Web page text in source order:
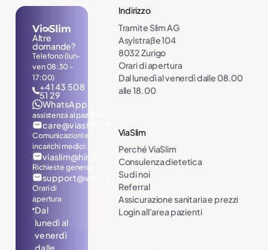
Altre
domande?
Telefono (lun-
ven 08:30 -
17:00)
+41 43 508
51 29
WhatsApp
assistenza al paziente:
care@viaslim.ch
Comunicazioni e
incarichi medici:
viaslim@hin.ch
Richieste generali
support@viaslim.ch
Orari di
apertura
Dal
lunedì al
venerdì
dalle
Indirizzo
Tramite Slim AG
Asylstraße 104
8032 Zurigo
Orari di apertura
Dal lunedì al venerdì dalle 08.00
alle 18.00
ViaSlim
Perché ViaSlim
Consulenza dietetica
Su di noi
Referral
Assicurazione sanitaria e prezzi
Login all'area pazienti